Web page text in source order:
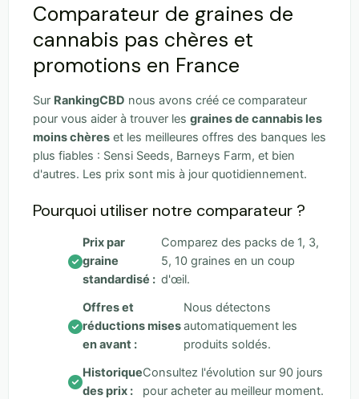
Comparateur de graines de
cannabis pas chères et
promotions en France
Sur RankingCBD nous avons créé ce comparateur
pour vous aider à trouver les graines de cannabis les
moins chères et les meilleures offres des banques les
plus fiables : Sensi Seeds, Barneys Farm, et bien
d'autres. Les prix sont mis à jour quotidiennement.
Pourquoi utiliser notre comparateur ?
Prix par
graine
standardisé :
Comparez des packs de 1, 3,
5, 10 graines en un coup
d'œil.
Offres et
réductions mises
en avant :
Nous détectons
automatiquement les
produits soldés.
Historique
des prix :
Consultez l'évolution sur 90 jours
pour acheter au meilleur moment.